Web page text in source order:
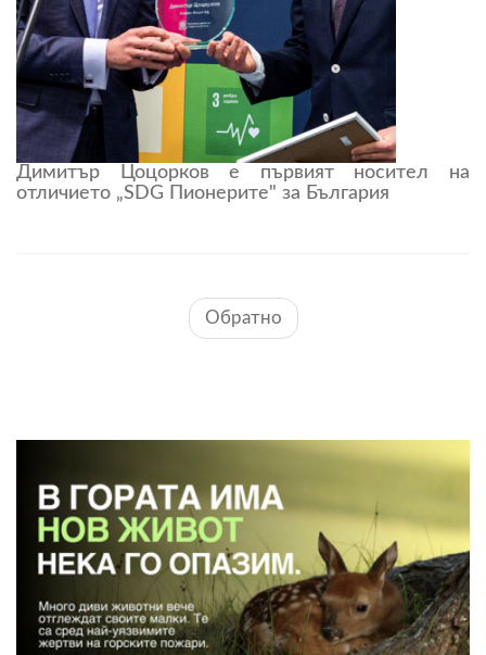
Димитър Цоцорков е първият носител на
отличието „SDG Пионерите" за България
Обратно